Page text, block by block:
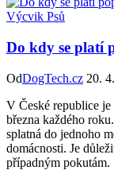
Výcvik Psů
Do kdy se platí
OdDogTech.cz 20.
V České republice
března každého
splatná do jednoho
domácnosti. Je
případným pokutám.